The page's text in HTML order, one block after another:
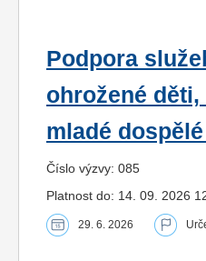
Podpora
ohrožené
mladé dospělé
Číslo výzvy: 085
Platnost do: 14. 09. 2026
29. 6. 2026